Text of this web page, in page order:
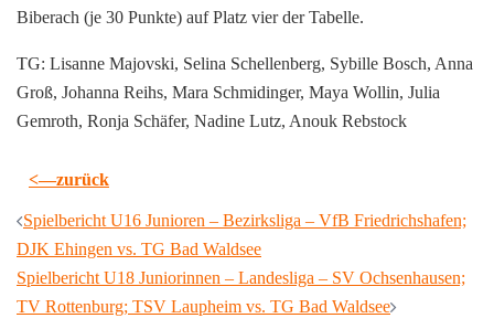
Biberach (je 30 Punkte) auf Platz vier der Tabelle.
TG: Lisanne Majovski, Selina Schellenberg, Sybille Bosch, Anna
Groß, Johanna Reihs, Mara Schmidinger, Maya Wollin, Julia
Gemroth, Ronja Schäfer, Nadine Lutz, Anouk Rebstock
<—zurück
Beitragsnavigation
Spielbericht U16 Junioren – Bezirksliga – VfB Friedrichshafen;
DJK Ehingen vs. TG Bad Waldsee
Spielbericht U18 Juniorinnen – Landesliga – SV Ochsenhausen;
TV Rottenburg; TSV Laupheim vs. TG Bad Waldsee